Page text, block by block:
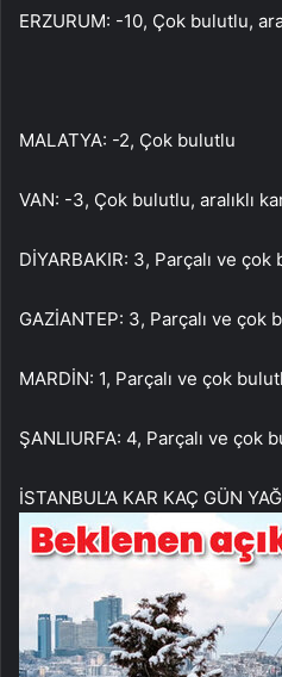
ERZURUM: -10, Çok bulutlu,
MALATYA: -2, Çok bulutlu
VAN: -3, Çok bulutlu, aralıklı
DİYARBAKIR: 3, Parçalı ve çok
GAZİANTEP: 3, Parçalı ve çok
MARDİN: 1, Parçalı ve çok
ŞANLIURFA: 4, Parçalı ve çok
İSTANBUL’A KAR KAÇ GÜN